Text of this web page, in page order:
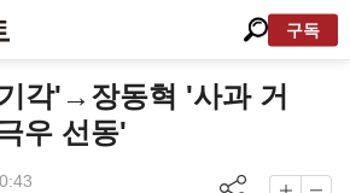
구독
각'→장동혁 '사과 거
우 선동'